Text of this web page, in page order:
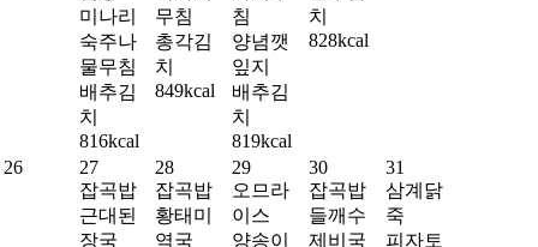
미나리
숙주나
물무침
배추김
치
816kcal
무침
총각김
치
849kcal
침
양념깻
잎지
배추김
치
819kcal
치
828kcal
26
27
잡곡밥
근대된
장국
28
잡곡밥
황태미
역국
29
오므라
이스
양송이
30
잡곡밥
들깨수
제비국
31
삼계닭
죽
피자토